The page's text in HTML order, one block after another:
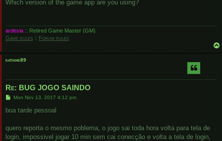
Which version of the game app are you using?
ardesia :: Retired Game Master (GM)
Game rules :: Forum rules
katiane89
Re: BUG JOGO SAINDO
P
s
Mon Nov 13, 2017 4:12 pm
boa tarde pessoal
quero reporta o mesmo poblema, o jogo sai toda hora volta para tela de
login, impossivel jogar 10 min sem cai conecção e volta a tela de login,